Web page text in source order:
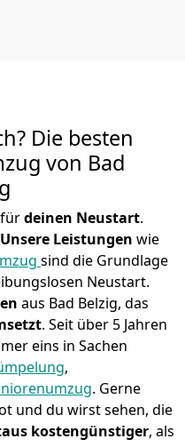
Die besten
von Bad
deinen Neustart.
Unsere Leistungen wie
sind die Grundlage
Neustart.
aus Bad Belzig, das
. Seit über 5 Jahren
eins in Sachen
,
. Gerne
und du wirst sehen, die
kostengünstiger, als